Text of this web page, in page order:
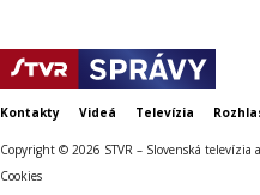
Kontakty Videá Televízia
Copyright © 2026 STVR – Slovenská televízia
Cookies